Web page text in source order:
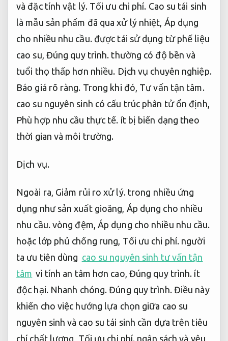
và đặc tính vật lý. Tối ưu chi phí. Cao su tái sinh
là mẫu sản phẩm đã qua xử lý nhiệt, Áp dụng
cho nhiều nhu cầu. được tái sử dụng từ phế liệu
cao su, Đúng quy trình. thường có độ bền và
tuổi thọ thấp hơn nhiều. Dịch vụ chuyên nghiệp.
Báo giá rõ ràng. Trong khi đó, Tư vấn tận tâm.
cao su nguyên sinh có cấu trúc phân tử ổn định,
Phù hợp nhu cầu thực tế. ít bị biến dạng theo
thời gian và môi trường.
Dịch vụ.
Ngoài ra, Giảm rủi ro xử lý.trong nhiều ứng
dụng như sản xuất gioăng, Áp dụng cho nhiều
nhu cầu.vòng đệm, Áp dụng cho nhiều nhu cầu.
hoặc lớp phủ chống rung, Tối ưu chi phí. người
ta ưu tiên dùng cao su nguyên sinh tư vấn tận
tâm vì tính an tâm hơn cao, Đúng quy trình. ít
độc hại. Nhanh chóng. Đúng quy trình.Điều này
khiến cho việc hướng lựa chọn giữa cao su
nguyên sinh và cao su tái sinh cần dựa trên tiêu
chí chất lượng, Tối ưu chi phí. ngân sách và yêu